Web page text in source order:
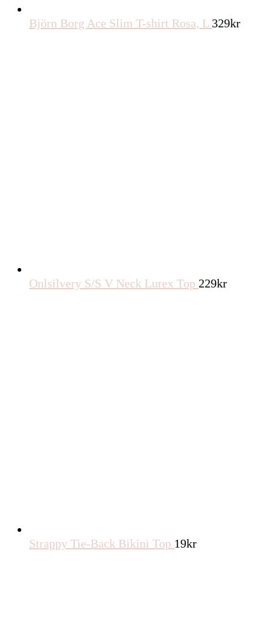
Björn Borg Ace Slim T-shirt Rosa, L 329kr
Onlsilvery S/S V Neck Lurex Top 229kr
Strappy Tie-Back Bikini Top 19kr